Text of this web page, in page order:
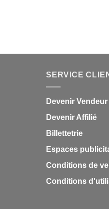
SERVICE
Devenir Vendeur
Devenir Affilié
Billettetrie
Espaces
Conditions de
Conditions